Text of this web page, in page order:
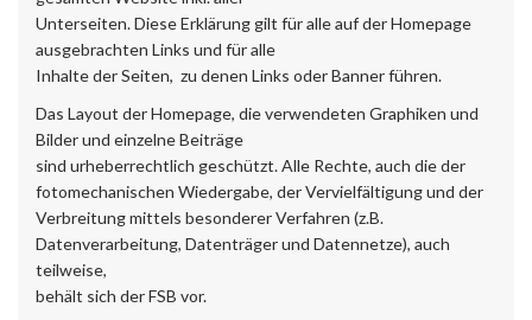
Unterseiten. Diese Erklärung gilt für alle auf der Homepage
ausgebrachten Links und für alle
Inhalte der Seiten, zu denen Links oder Banner führen.
Das Layout der Homepage, die verwendeten Graphiken und
Bilder und einzelne Beiträge
sind urheberrechtlich geschützt. Alle Rechte, auch die der
fotomechanischen Wiedergabe, der Vervielfältigung und der
Verbreitung mittels besonderer Verfahren (z.B.
Datenverarbeitung, Datenträger und Datennetze), auch
teilweise,
behält sich der FSB vor.